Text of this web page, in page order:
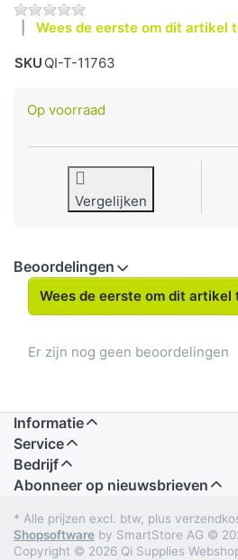
Wees de eerste om dit artikel
SKU QI-T-11763
Op voorraad
Vergelijken
Beoordelingen
Wees de eerste om dit artikel
Er zijn nog geen beoordelingen
Informatie
Service
Bedrijf
Abonneer op nieuwsbrieven
* Alle prijzen excl. btw, plus
Shopsoftware by SmartStore AG ©
Copyright © 2026 Qi Supplies